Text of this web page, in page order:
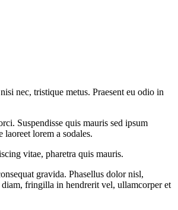
nec, tristique metus. Praesent eu odio in
Suspendisse quis mauris sed ipsum
lorem a sodales.
vitae, pharetra quis mauris.
gravida. Phasellus dolor nisl,
diam, fringilla in hendrerit vel, ullamcorper et